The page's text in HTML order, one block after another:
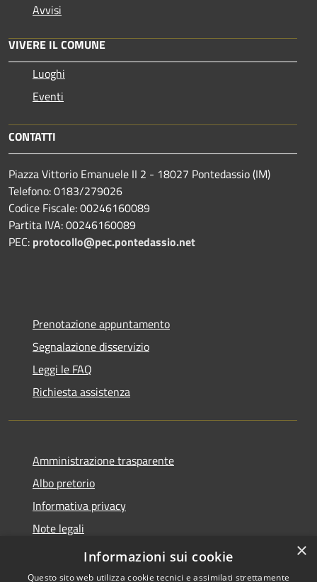
Avvisi
VIVERE IL COMUNE
Luoghi
Eventi
CONTATTI
Piazza Vittorio Emanuele II 2 - 18027 Pontedassio (IM)
Telefono: 0183/279026
Codice Fiscale: 00246160089
Partita IVA: 00246160089
PEC: protocollo@pec.pontedassio.net
Prenotazione appuntamento
Segnalazione disservizio
Leggi le FAQ
Richiesta assistenza
Amministrazione trasparente
Albo pretorio
Informativa privacy
Note legali
Dichiarazione di accessibilità
×
Informazioni sui cookie
Questo sito web utilizza cookie tecnici e assimilati strettamente